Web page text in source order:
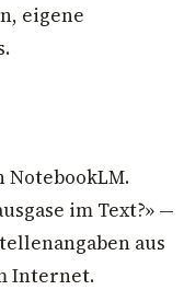
eigene
im Text?» —
aus
Internet.